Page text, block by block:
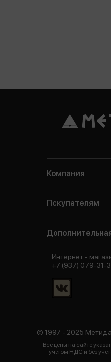
Компания
Покупателям
© 1997 - 2025
Все цены на сайте
учетом НДС и без
Интернет -
+7 (937) 079-31-